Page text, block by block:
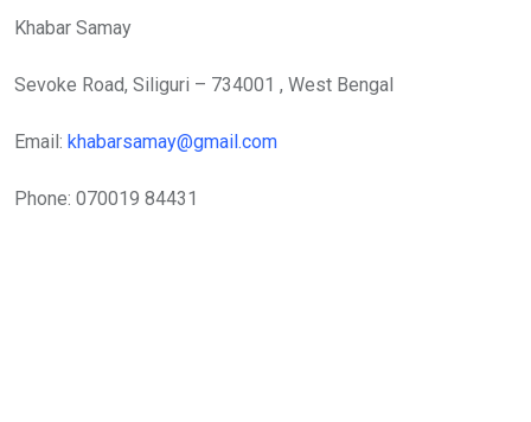
Khabar Samay
Sevoke Road, Siliguri – 734001 , West Bengal
Email: khabarsamay@gmail.com
Phone: 070019 84431